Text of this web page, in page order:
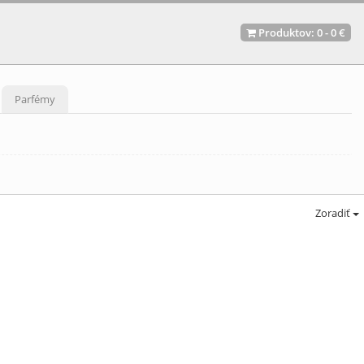
Produktov: 0-0 €
Parfémy
Zoradiť